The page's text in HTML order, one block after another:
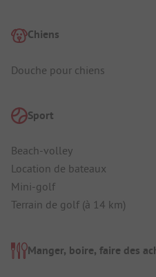
Chiens
Douche pour chiens
Sport
Beach-volley
Location de bateaux
Mini-golf
Terrain de golf (à 14 km)
Manger, boire, faire des